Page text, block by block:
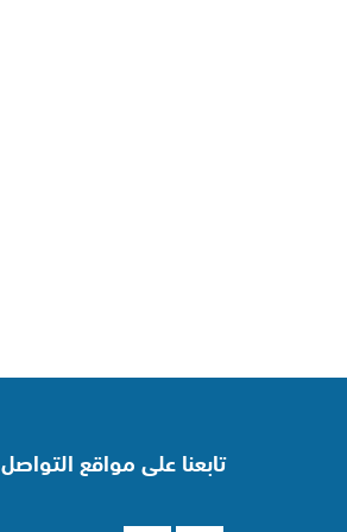
تابعنا على مواقع التواصل